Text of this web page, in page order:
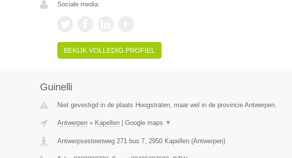
Sociale media:
BEKIJK VOLLEDIG PROFIEL
Guinelli
Niet gevestigd in de plaats Hoogstraten, maar wel in de provincie Antwerpen.
Antwerpen» Kapellen| Google maps ▼
Antwerpsesteenweg 271 bus 7, 2950 Kapellen(Antwerpen)